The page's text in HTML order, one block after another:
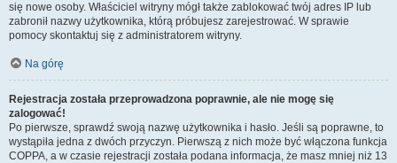
się nowe osoby. Właściciel witryny mógł także zablokować twój adres IP lub
zabronił nazwy użytkownika, którą próbujesz zarejestrować. W sprawie
pomocy skontaktuj się z administratorem witryny.
Na górę
Rejestracja została przeprowadzona poprawnie, ale nie mogę się
zalogować!
Po pierwsze, sprawdź swoją nazwę użytkownika i hasło. Jeśli są poprawne, to
wystąpiła jedna z dwóch przyczyn. Pierwszą z nich może być włączona funkcja
COPPA, a w czasie rejestracji została podana informacja, że masz mniej niż 13